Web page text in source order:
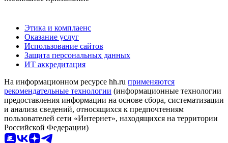
Этика и комплаенс
Оказание услуг
Использование сайтов
Защита персональных данных
ИТ аккредитация
На информационном ресурсе hh.ru применяются
рекомендательные технологии (информационные технологии
предоставления информации на основе сбора, систематизации
и анализа сведений, относящихся к предпочтениям
пользователей сети «Интернет», находящихся на территории
Российской Федерации)